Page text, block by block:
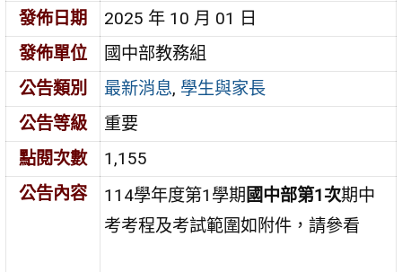
發佈日期
2025 年 10 月 01 日
發佈單位
國中部教務組
公告類別
最新消息, 學生與家長
公告等級
重要
點閱次數
1,155
公告內容
114學年度第1學期 國中部第1次期中
考考程及考試範圍如附件，請參看